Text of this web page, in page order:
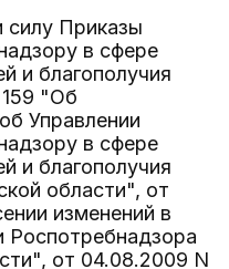
силу Приказы
в сфере
и благополучия
159 "Об
Управлении
в сфере
и благополучия
области", от
изменений в
Роспотребнадзора
от 04.08.2009 N